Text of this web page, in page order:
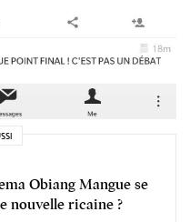
Obiang Mangue se
nouvelle ricaine ?